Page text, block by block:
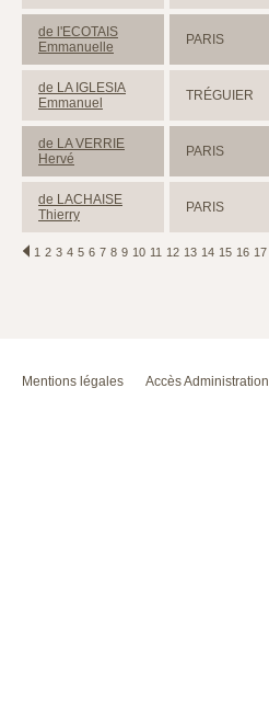
de l'ECOTAIS
Emmanuelle
PARIS
de LA IGLESIA
Emmanuel
TRÉGUIER
de LA VERRIE
Hervé
PARIS
de LACHAISE
Thierry
PARIS
1 2 3 4 5 6 7 8 9 10 11 12 13 14 15 16 17
Mentions légales Accès Administration